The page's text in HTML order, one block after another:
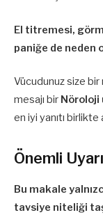
El titremesi,
paniğe de neden
Vücudunuz size
mesajı bir Nöroloji
en iyi yanıtı birlikte
Önemli Uyarı
Bu makale
tavsiye niteliği